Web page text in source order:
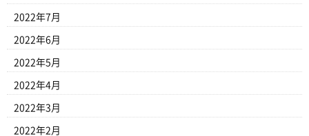
2022年7月
2022年6月
2022年5月
2022年4月
2022年3月
2022年2月